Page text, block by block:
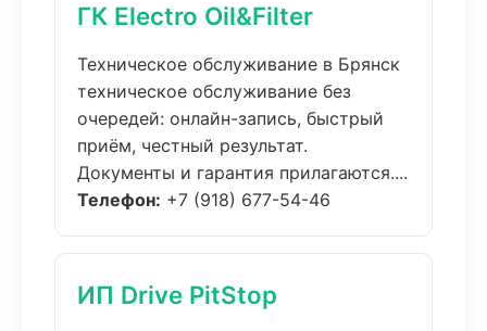
ГК Electro Oil&Filter
Техническое обслуживание в Брянск
техническое обслуживание без
очередей: онлайн-запись, быстрый
приём, честный результат.
Документы и гарантия прилагаются....
Телефон: +7 (918) 677-54-46
ИП Drive PitStop